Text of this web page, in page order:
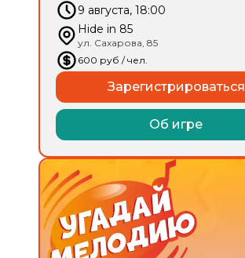
9 августа, 18:00
Hide in 85
ул. Сахарова, 85
600 руб / чел.
Зарегистрироваться
Об игре